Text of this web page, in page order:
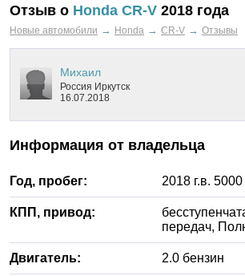
Отзыв о Honda CR-V 2018 года
Новые автомобили → Honda → CR-V → Отзывы
Михаил
Россия Иркутск
16.07.2018
Информация от владельца
Год, пробег: 2018 г.в. 5000
КПП, привод:
передач,
Двигатель: 2.0 бензин